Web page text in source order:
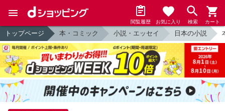
閲覧履歴 お気に入り 検索 カート
トップページ 本・コミック 小説・エッセイ 日本の小説